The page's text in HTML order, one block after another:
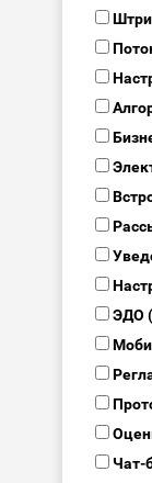
ЭДО
Чат-